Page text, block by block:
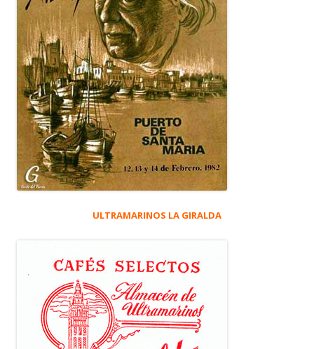
ULTRAMARINOS LA GIRALDA